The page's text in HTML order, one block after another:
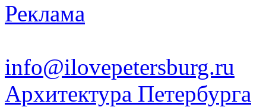
Реклама
info@ilovepetersburg.ru
Архитектура Петербурга